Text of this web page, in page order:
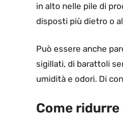
in alto nelle pile di
disposti più dietro o
Può essere anche
sigillati, di barattoli
umidità e odori. Di
Come